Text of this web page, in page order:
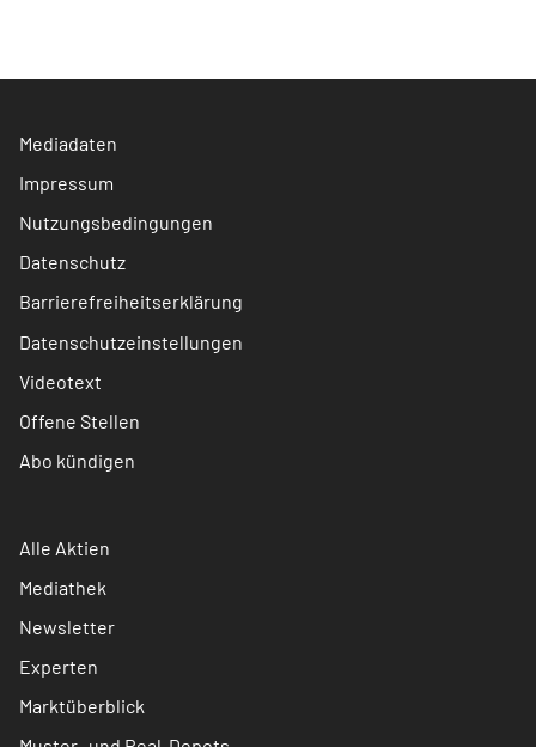
Mediadaten
Impressum
Nutzungsbedingungen
Datenschutz
Barrierefreiheitserklärung
Datenschutzeinstellungen
Videotext
Offene Stellen
Abo kündigen
Alle Aktien
Mediathek
Newsletter
Experten
Marktüberblick